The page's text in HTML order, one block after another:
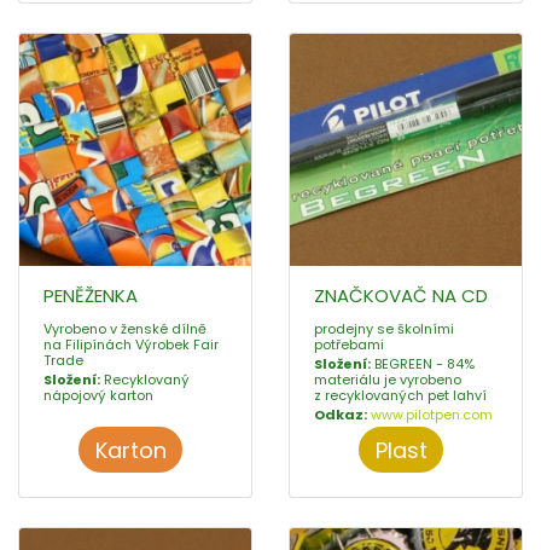
PENĚŽENKA
Vyrobeno v ženské dílně
na Filipínách Výrobek Fair
Trade
Složení: Recyklovaný
nápojový karton
Karton
ZNAČKOVAČ NA CD
prodejny se školními
potřebami
Složení: BEGREEN - 84%
materiálu je vyrobeno
z recyklovaných pet lahví
Odkaz:www.pilotpen.com
Plast